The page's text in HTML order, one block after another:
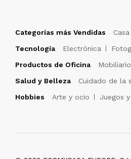
Categorías más Vendidas
Tecnología
Electrónica
Productos de Oficina
Salud y Belleza
Cuidado de la
Hobbies
Arte y ocio Juegos